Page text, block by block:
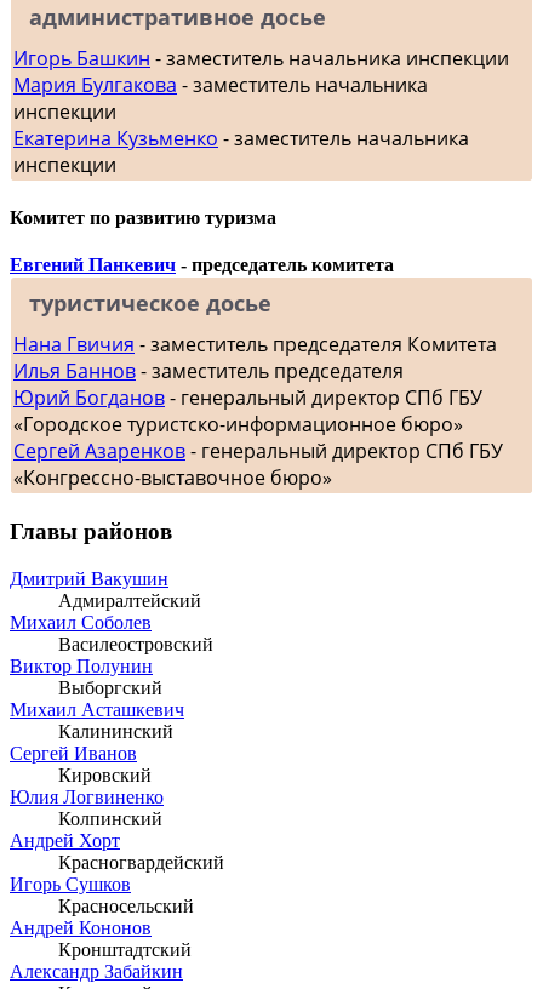
административное досье
Игорь Башкин - заместитель начальника инспекции
Мария Булгакова - заместитель начальника
инспекции
Екатерина Кузьменко - заместитель начальника
инспекции
Комитет по развитию туризма
Евгений Панкевич - председатель комитета
туристическое досье
Нана Гвичия - заместитель председателя Комитета
Илья Баннов- заместитель председателя
Юрий Богданов- генеральный директор СПб ГБУ
«Городское туристско-информационное бюро»
Сергей Азаренков- генеральный директор СПб ГБУ
«Конгрессно-выставочное бюро»
Главы районов
Дмитрий Вакушин
Адмиралтейский
Михаил Соболев
Василеостровский
Виктор Полунин
Выборгский
Михаил Асташкевич
Калининский
Сергей Иванов
Кировский
Юлия Логвиненко
Колпинский
Андрей Хорт
Красногвардейский
Игорь Сушков
Красносельский
Андрей Кононов
Кронштадтский
Александр Забайкин